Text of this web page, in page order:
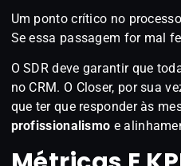
Um ponto crítico no
Se essa passagem for mal
O SDR deve garantir que
no CRM. O Closer, por sua
que ter que responder às
profissionalismo e